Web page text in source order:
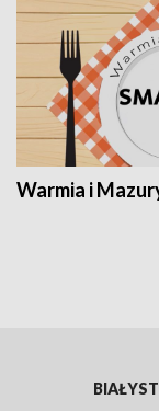
Warmia i